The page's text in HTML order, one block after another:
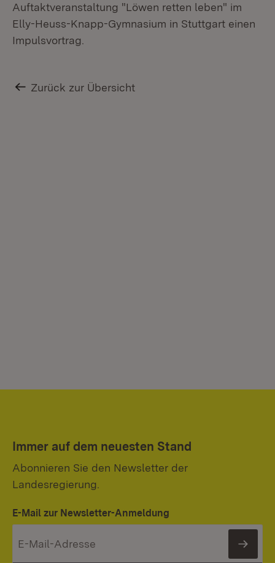
Auftaktveranstaltung "Löwen retten leben" im
Elly-Heuss-Knapp-Gymnasium in Stuttgart einen
Impulsvortrag.
Zurück zur Übersicht
Immer auf dem neuesten Stand
Abonnieren Sie den Newsletter der
Landesregierung.
E-Mail zur Newsletter-Anmeldung